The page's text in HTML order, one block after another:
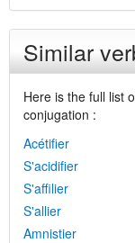
Similar
Here is the full list
conjugation :
Acétifier
S'acidifier
S'affilier
S'allier
Amnistier